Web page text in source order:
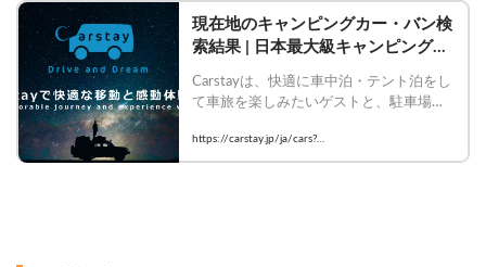
現在地のキャンピングカー・バン検
索結果 | 日本最大級キャンピングカ
Carstayは、快適に車中泊・テント泊をし
て車旅を楽しみたいゲストと、駐車場・
ェアリングサービスです。
https://carstay.jp/ja/cars?
area=current_location&mode=map&toilet=true